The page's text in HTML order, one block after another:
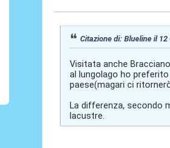
Citazione di: Blueline il 12
Visitata anche
al lungolago ho preferito
paese(magari ci
La differenza, secondo
lacustre.